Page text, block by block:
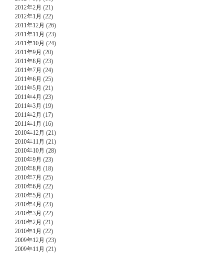
2012年2月 (21)
2012年1月 (22)
2011年12月 (26)
2011年11月 (23)
2011年10月 (24)
2011年9月 (20)
2011年8月 (23)
2011年7月 (24)
2011年6月 (25)
2011年5月 (21)
2011年4月 (23)
2011年3月 (19)
2011年2月 (17)
2011年1月 (16)
2010年12月 (21)
2010年11月 (21)
2010年10月 (28)
2010年9月 (23)
2010年8月 (18)
2010年7月 (25)
2010年6月 (22)
2010年5月 (21)
2010年4月 (23)
2010年3月 (22)
2010年2月 (21)
2010年1月 (22)
2009年12月 (23)
2009年11月 (21)